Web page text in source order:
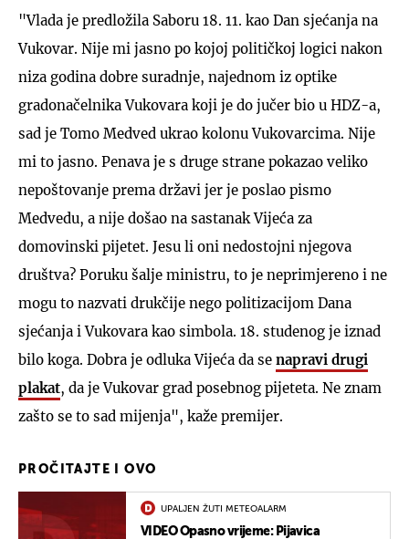
"Vlada je predložila Saboru 18. 11. kao Dan sjećanja na
Vukovar. Nije mi jasno po kojoj političkoj logici nakon
niza godina dobre suradnje, najednom iz optike
gradonačelnika Vukovara koji je do jučer bio u HDZ-a,
sad je Tomo Medved ukrao kolonu Vukovarcima. Nije
mi to jasno. Penava je s druge strane pokazao veliko
nepoštovanje prema državi jer je poslao pismo
Medvedu, a nije došao na sastanak Vijeća za
domovinski pijetet. Jesu li oni nedostojni njegova
društva? Poruku šalje ministru, to je neprimjereno i ne
mogu to nazvati drukčije nego politizacijom Dana
sjećanja i Vukovara kao simbola. 18. studenog je iznad
bilo koga. Dobra je odluka Vijeća da se napravi drugi
plakat, da je Vukovar grad posebnog pijeteta. Ne znam
zašto se to sad mijenja", kaže premijer.
PROČITAJTE I OVO
UPALJEN ŽUTI METEOALARM
VIDEO Opasno vrijeme: Pijavica